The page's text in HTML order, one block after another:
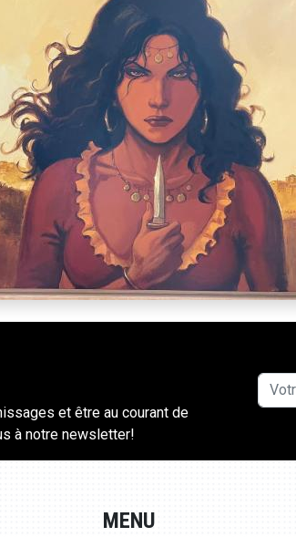
et être au courant de
à notre newsletter!
MENU